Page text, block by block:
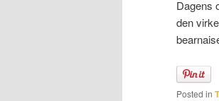
Dagens
den
Posted in